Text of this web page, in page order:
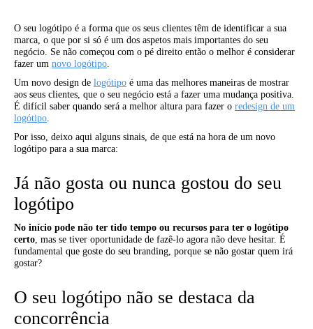
O seu logótipo é a forma que os seus clientes têm de identificar a sua
marca, o que por si só é um dos aspetos mais importantes do seu
negócio. Se não começou com o pé direito então o melhor é considerar
fazer um novo logótipo
Um novo design de logótipo é uma das melhores maneiras de mostrar
aos seus clientes, que o seu negócio está a fazer uma mudança positiva.
É difícil saber quando será a melhor altura para fazer o redesign de um
logótipo
Por isso, deixo aqui alguns sinais, de que está na hora de um novo
logótipo para a sua marca:
Já não gosta ou nunca gostou do seu
logótipo
No início pode não ter tido tempo ou recursos para ter o logótipo
certo , mas se tiver oportunidade de fazê-lo agora não deve hesitar. É
fundamental que goste do seu branding, porque se não gostar quem irá
gostar?
O seu logótipo não se destaca da
concorrência